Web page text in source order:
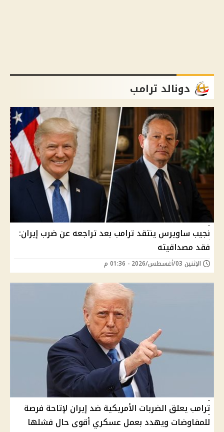
دونالد ترامب
نجيب ساويرس ينتقد ترامب بعد تراجعه عن ضرب إيران:
فقد مصداقيته
الإثنين 03/أغسطس/2026 - 01:36 م
ترامب يعلق الضربات الأمريكية ضد إيران لإتاحة فرصة
للمفاوضات ويهدد بعمل عسكري أقوى حال فشلها